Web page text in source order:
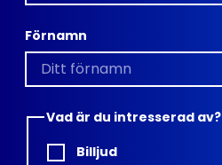
Förnamn
Vad är du intresserad av?
Billjud